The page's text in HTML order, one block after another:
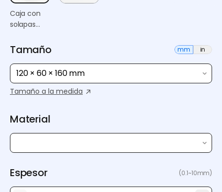
Caja con
solapas
Tamaño mm in
120 × 60 × 160 mm
Tamaño a la medida
Material
Espesor (0.1~10mm)